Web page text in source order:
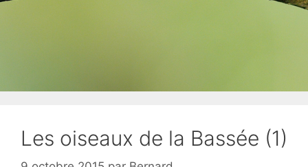
Les oiseaux de la Bassée (1)